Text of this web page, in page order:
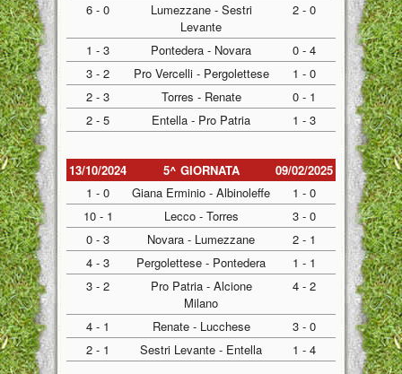
6 - 0
Lumezzane - Sestri
Levante
2 - 0
1 - 3 Pontedera - Novara
0 - 4
3 - 2
Pro Vercelli - Pergolettese
1 - 0
2 - 3
Torres - Renate
0 - 1
2 - 5
Entella - Pro Patria 1 - 3
13/10/2024 5^ GIORNATA
09/02/2025
1 - 0
Giana Erminio - Albinoleffe
1 - 0
10 - 1
Lecco - Torres
3 - 0
0 - 3
Novara - Lumezzane
2 - 1
4 - 3
Pergolettese - Pontedera
1 - 1
3 - 2
Pro Patria - Alcione
Milano
4 - 2
4 - 1 Renate - Lucchese
3 - 0
2 - 1
Sestri Levante - Entella 1 - 4